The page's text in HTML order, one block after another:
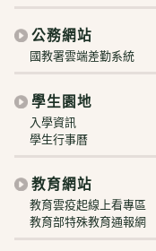
公務網站
國教署雲端差勤系統
學生園地
入學資訊
學生行事曆
教育網站
教育雲疫起線上看專區
教育部特殊教育通報網